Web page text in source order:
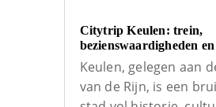
Citytrip Keulen: trein,
bezienswaardigheden
Keulen, gelegen aan
van de Rijn, is een